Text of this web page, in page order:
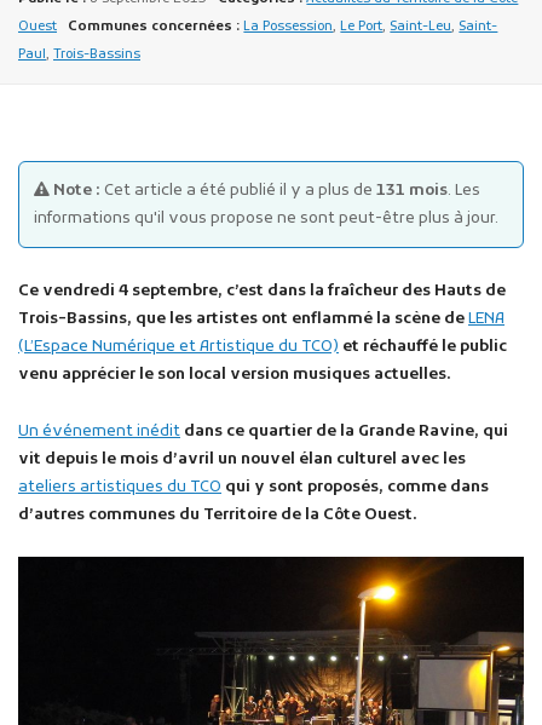
Publicité des actes
Plans d'accès
Ouest
Communes concernées : La Possession,Le Port, Saint-Leu, Saint-
Paul, Trois-Bassins
Note : Cet article a été publié il y a plus de 131 mois. Les
informations qu'il vous propose ne sont peut-être plus à jour.
Ce vendredi 4 septembre, c’est dans la fraîcheur des Hauts de
Trois-Bassins, que les artistes ont enflammé la scène deLENA
(L’Espace Numérique et Artistique du TCO) et réchauffé le public
venu apprécier le son local version musiques actuelles.
Un événement inédit dans ce quartier de la Grande Ravine, qui
vit depuis le mois d’avril un nouvel élan culturel avec les
ateliers artistiques du TCO qui y sont proposés, comme dans
d’autres communes du Territoire de la Côte Ouest.